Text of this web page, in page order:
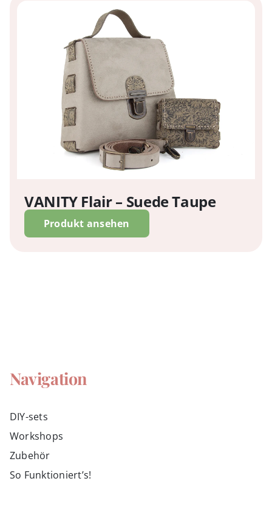
VANITY Flair – Suede Taupe
Produkt ansehen
Navigation
DIY-sets
Workshops
Zubehör
So Funktioniert’s!